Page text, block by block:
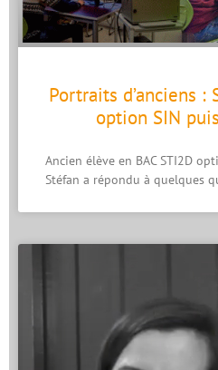
Portraits d’anciens :
option SIN
Ancien élève en BAC STI2D
Stéfan a répondu à quelques